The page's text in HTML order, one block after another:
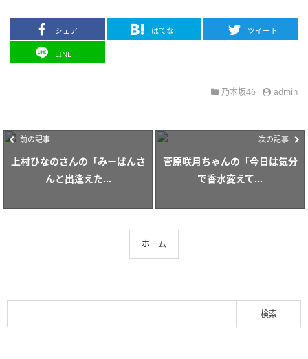
シェア はてな ツイート
LINE
乃木坂46 admin
前の記事
上村ひなのさんの「みーぱんさ
んと出逢えた...
次の記事
菅原咲月ちゃんの「今日は気分
で香水変えて...
ホーム